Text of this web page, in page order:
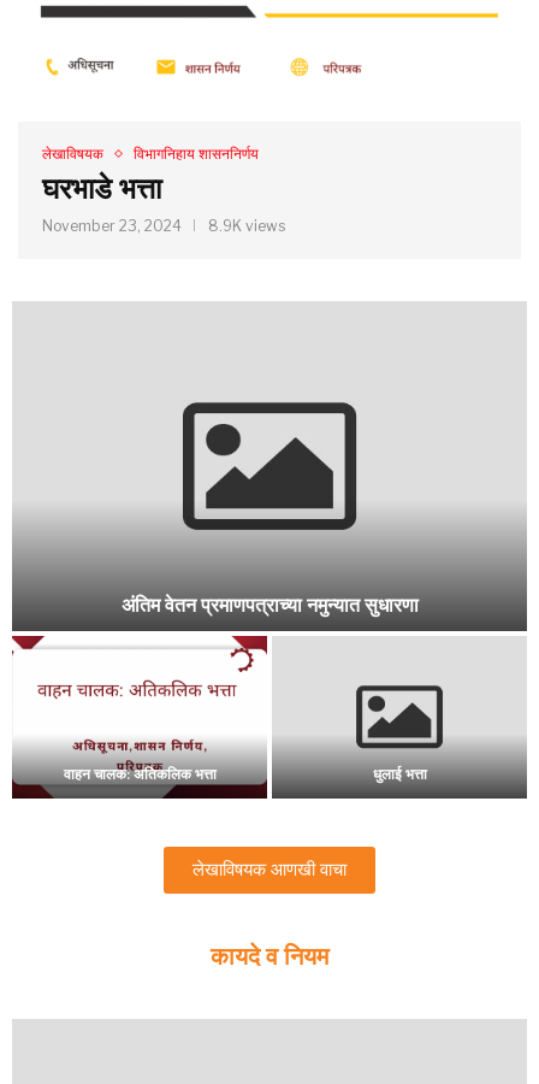
लेखाविषयक विभागनिहाय शासननिर्णय
घरभाडे भत्ता
November 23, 2024 8.9K views
महाराष्ट्र नागरी सेवा ( सेवानिवृत्ती )
प्रशासकीय मान्यता व तांत्रिक मान्यता महागाई भत्ता पाचवा वेतन आयोग
लेखाविषयक आणखी वाचा
कायदे व नियम